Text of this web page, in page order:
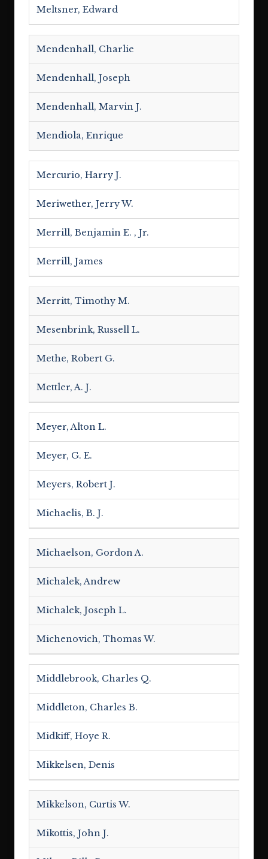
Meltsner, Edward
Mendenhall, Charlie
Mendenhall, Joseph
Mendenhall, Marvin J.
Mendiola, Enrique
Mercurio, Harry J.
Meriwether, Jerry W.
Merrill, Benjamin E. , Jr.
Merrill, James
Merritt, Timothy M.
Mesenbrink, Russell L.
Methe, Robert G.
Mettler, A. J.
Meyer, Alton L.
Meyer, G. E.
Meyers, Robert J.
Michaelis, B. J.
Michaelson, Gordon A.
Michalek, Andrew
Michalek, Joseph L.
Michenovich, Thomas W.
Middlebrook, Charles Q.
Middleton, Charles B.
Midkiff, Hoye R.
Mikkelsen, Denis
Mikkelson, Curtis W.
Mikottis, John J.